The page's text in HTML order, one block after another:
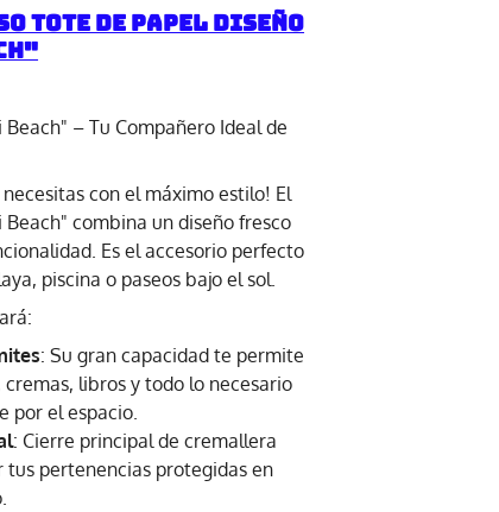
Tote de Papel Diseño
– Tu Compañero Ideal de
necesitas con el máximo estilo! El
combina un diseño fresco
Es el accesorio perfecto
piscina o paseos bajo el sol.
: Su gran capacidad te permite
libros y todo lo necesario
por el espacio.
: Cierre principal de cremallera
tus pertenencias protegidas en